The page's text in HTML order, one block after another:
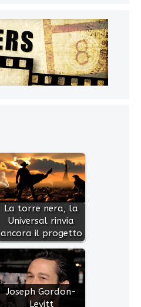
La torre nera, la
Universal rinvia
ancora il progetto
Joseph Gordon-
Levitt